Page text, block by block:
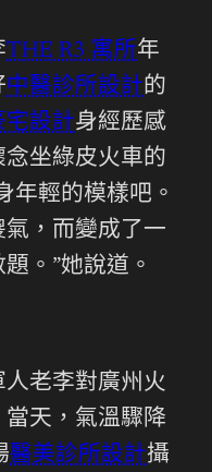
THE R3 寓所年
中醫診所設計的
宅設計身經歷感
坐綠皮火車的
年輕的模樣吧。
，而變成了一
。”她說道。
人老李對廣州火
天，氣溫驟降
醫美診所設計攝